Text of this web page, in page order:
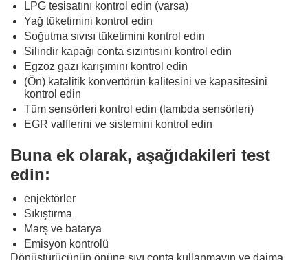
LPG tesisatını kontrol edin (varsa)
Yağ tüketimini kontrol edin
Soğutma sıvısı tüketimini kontrol edin
Silindir kapağı conta sızıntısını kontrol edin
Egzoz gazı karışımını kontrol edin
(Ön) katalitik konvertörün kalitesini ve kapasitesini
kontrol edin
Tüm sensörleri kontrol edin (lambda sensörleri)
EGR valflerini ve sistemini kontrol edin
Buna ek olarak, aşağıdakileri test
edin:
enjektörler
Sıkıştırma
Marş ve batarya
Emisyon kontrolü
Dönüştürücünün önüne sıvı conta kullanmayın ve daima